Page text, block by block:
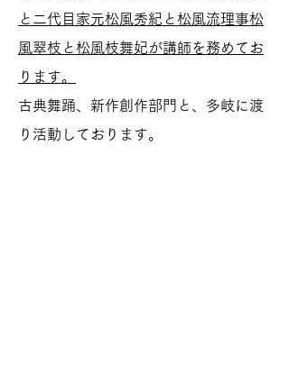
と二代目家元松風秀紀と松風流理事松
風翠枝と松風枝舞妃が講師を務めてお
ります。
古典舞踊、新作創作部門と、多岐に渡
り活動しております。